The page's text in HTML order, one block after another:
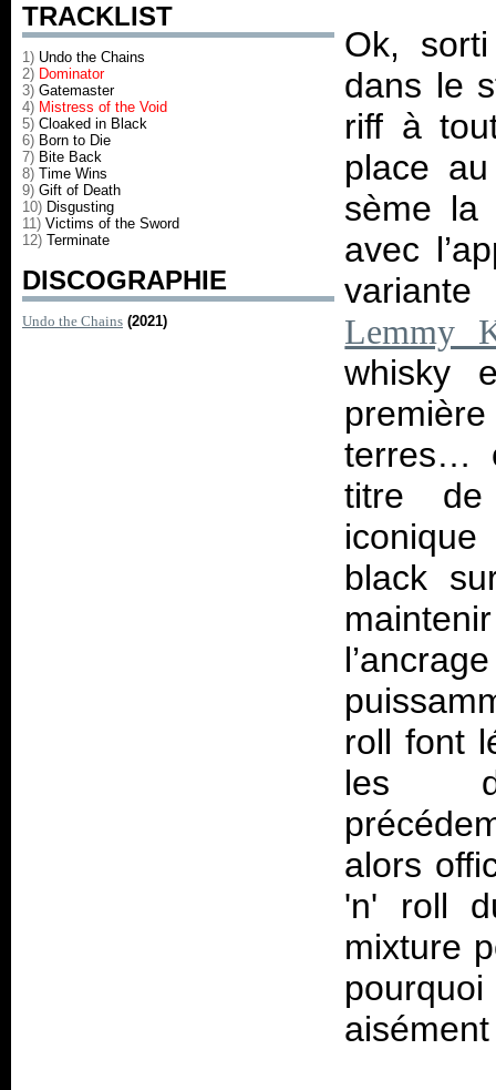
TRACKLIST
1) Undo the Chains
2) Dominator
3) Gatemaster
4) Mistress of the Void
5) Cloaked in Black
6) Born to Die
7) Bite Back
8) Time Wins
9) Gift of Death
10) Disgusting
11) Victims of the Sword
12) Terminate
DISCOGRAPHIE
Undo the Chains (2021)
Ok,
dans le
riff à
place
sème la
avec
Lemmy
whisky
terres…
titre
black
roll font
les
alors
'n' roll
mixture